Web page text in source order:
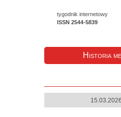
Historia
tygodnik internetowy
ISSN 2544-5839
15.03.2026